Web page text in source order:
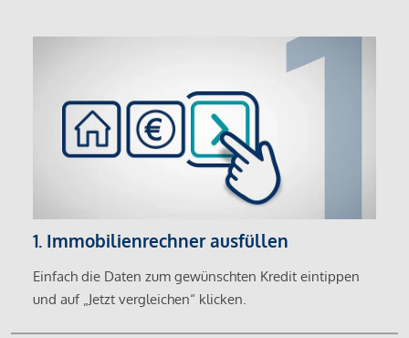
1. Immobilienrechner ausfüllen
Einfach die Daten zum gewünschten Kredit eintippen
und auf „Jetzt vergleichen“ klicken.